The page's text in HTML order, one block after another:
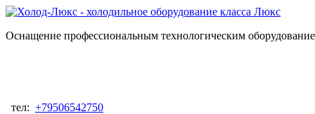
Оснащение профессиональным технологическим
тел: +79506542750